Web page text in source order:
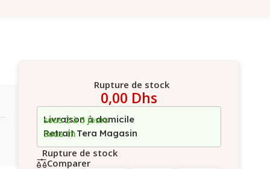
Rupture de stock
0,00 Dhs
Livraison à domicile
sous 2 à 5 jours
Retrait Tera Magasin
Sous 1h
Rupture de stock
Comparer